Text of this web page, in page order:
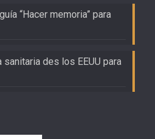
“Hacer memoria” para
des los EEUU para